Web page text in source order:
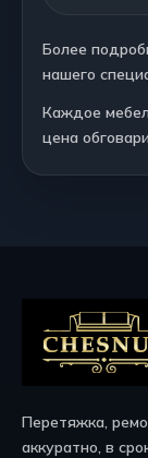
Более
нашего
Каждое
цена
Перетяжка,
аккуратно, в